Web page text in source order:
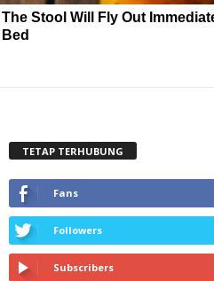
The Stool Will Fly Out
Bed
TETAP TERHUBUNG
Fans
Followers
Subscribers